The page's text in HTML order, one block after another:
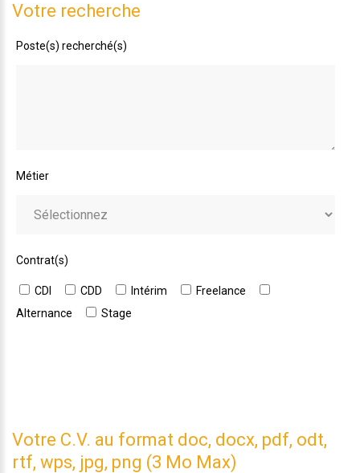
Votre recherche
Poste(s) recherché(s)
Métier
Contrat(s)
CDI CDD Intérim
Freelance
Alternance
Stage
Votre C.V. au format doc, docx, pdf, odt,
rtf, wps, jpg, png (3 Mo Max)